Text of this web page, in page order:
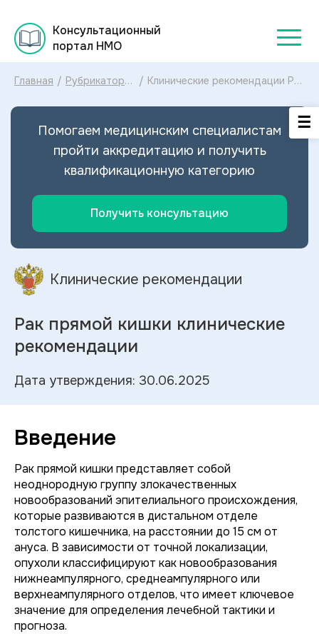
Консультационный
портал НМО
Главная / Рубрикатор
рекомендаций
/ Клинические рекомендации Рак
диагностика и лечение Рака
Помогаем медицинским специалистам
пройти аккредитацию и получить
квалификационную категорию
Получить консультацию
Клинические рекомендации
Рак прямой кишки клинические
рекомендации
Дата утверждения: 30.06.2025
Введение
Рак прямой кишки представляет собой
неоднородную группу злокачественных
новообразований эпителиального происхождения,
которые развиваются в дистальном отделе
толстого кишечника, на расстоянии до 15 см от
ануса. В зависимости от точной локализации,
опухоли классифицируют как новообразования
нижнеампулярного, среднеампулярного или
верхнеампулярного отделов, что имеет ключевое
значение для определения лечебной тактики и
прогноза.